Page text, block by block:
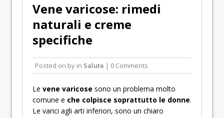
Vene varicose: rimedi
naturali e creme
specifiche
Posted on by in Salute | 0 Comments
Le vene varicose sono un problema molto
comune e che colpisce soprattutto le donne.
Le varici agli arti inferiori, sono un chiaro